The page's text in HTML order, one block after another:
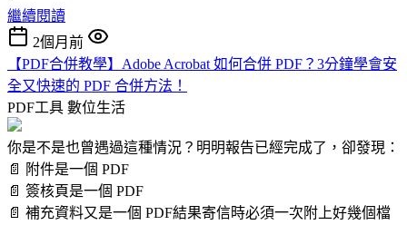
繼續閱讀
2個月前
【PDF合併教學】Adobe Acrobat 如何合併 PDF？3分鐘學會安
全又快速的 PDF 合併方法！
PDF工具 數位生活
你是不是也曾遇過這種情況？明明報告已經完成了，卻發現：
📄 附件是一個 PDF
📄 簽核頁是一個 PDF
📄 補充資料又是一個 PDF結果寄信時必須一次附上好幾個檔